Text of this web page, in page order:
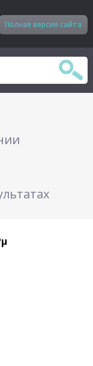
Полная версия сайта